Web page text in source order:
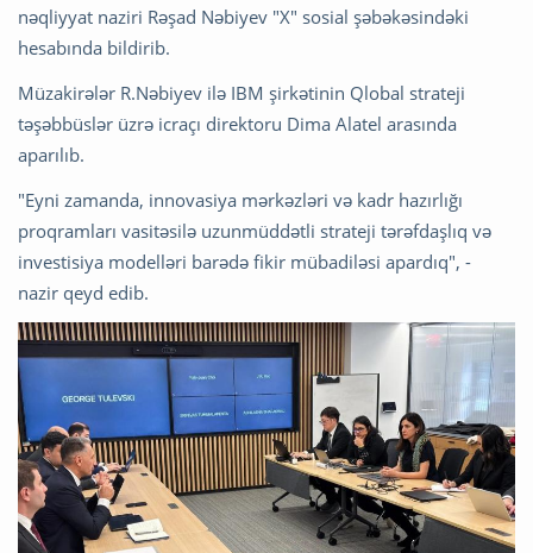
nəqliyyat naziri Rəşad Nəbiyev "X" sosial şəbəkəsindəki
hesabında bildirib.
Müzakirələr R.Nəbiyev ilə IBM şirkətinin Qlobal strateji
təşəbbüslər üzrə icraçı direktoru Dima Alatel arasında
aparılıb.
"Eyni zamanda, innovasiya mərkəzləri və kadr hazırlığı
proqramları vasitəsilə uzunmüddətli strateji tərəfdaşlıq və
investisiya modelləri barədə fikir mübadiləsi apardıq", -
nazir qeyd edib.